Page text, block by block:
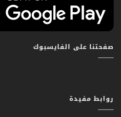
صفحتنا على الفايسبوك
روابط مفيدة